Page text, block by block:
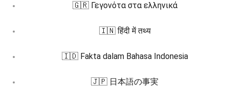
🇬🇷 Γεγονότα στα ελληνικά
🇮🇳 हिंदी में तथ्य
🇮🇩 Fakta dalam Bahasa Indonesia
🇯🇵 日本語の事実